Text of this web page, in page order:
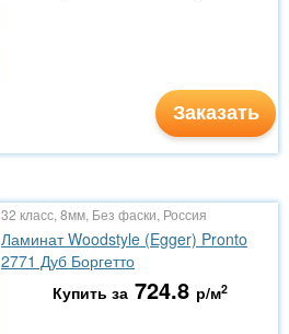
Заказать
32 класс, 8мм, Без фаски, Россия
Ламинат Woodstyle (Egger) Pronto
2771 Дуб Боргетто
Купить за 724.8 р/м2